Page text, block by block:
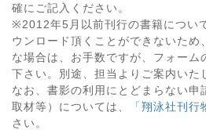
確にご記入ください。
※2012年5月以前刊行の書籍につい
ウンロード頂くことができないため
な場合は、お手数ですが、フォーム
下さい。別途、担当よりご案内いた
なお、書影の利用にとどまらない申
取材等）については、
「翔泳社刊行
さい。